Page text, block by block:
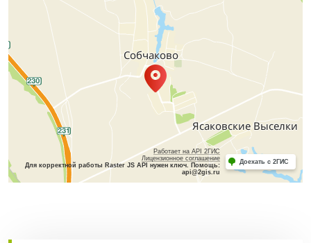
Работает на API 2ГИС
Лицензионное соглашение
Для корректной работы Raster JS API нужен ключ. Помощь:
api@2gis.ru
Доехать с 2ГИС